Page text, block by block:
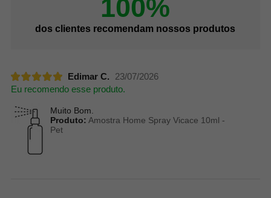
100%
dos clientes recomendam nossos produtos
Edimar C.
23/07/2026
Eu recomendo esse produto.
Muito Bom.
Produto: Amostra Home Spray Vicace 10ml -
Pet